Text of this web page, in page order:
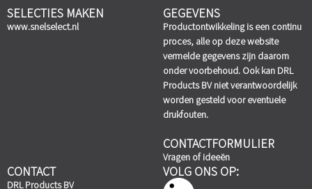
SELECTIES MAKEN
www.snelselect.nl
GEGEVENS
Productontwikkeling is een continu
proces, alle op deze website
vermelde gegevens zijn daarom
onder voorbehoud. Ook kan DRL
Products BV niet verantwoordelijk
worden gesteld voor eventuele
drukfouten.
CONTACTFORMULIER
Vragen of ideeën
CONTACT
DRL Products BV
VOLG ONS OP: